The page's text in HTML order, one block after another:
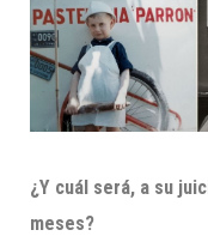
¿Y cuál será, a su
meses?